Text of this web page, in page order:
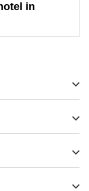
in